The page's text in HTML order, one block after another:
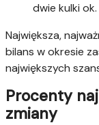
dwie kulki
Największa,
bilans w okresie
największych
Procenty
zmiany